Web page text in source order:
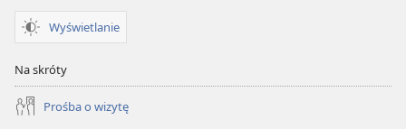
Wyświetlanie
Na skróty
Prośba o wizytę